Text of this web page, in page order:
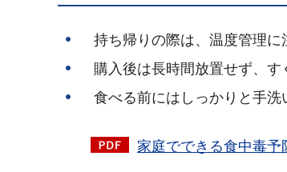
持ち帰りの際は、温度管理に
購入後は長時間放置せず、す
食べる前にはしっかりと手洗
家庭でできる食中毒予